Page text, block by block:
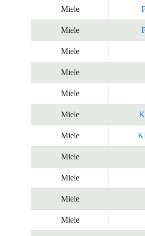
Miele
Miele
Miele
Miele
Miele
Miele
Miele
Miele
Miele
Miele
Miele